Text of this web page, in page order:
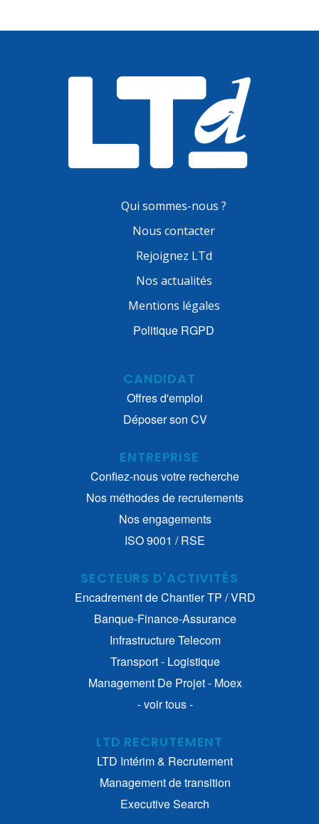
Qui sommes-nous ?
Nous contacter
Rejoignez LTd
Nos actualités
Mentions légales
Politique RGPD
CANDIDAT
Offres d'emploi
Déposer son CV
ENTREPRISE
Confiez-nous votre recherche
Nos méthodes de recrutements
Nos engagements
ISO 9001 / RSE
SECTEURS D'ACTIVITÉS
Encadrement de Chantier TP / VRD
Banque-Finance-Assurance
Infrastructure Telecom
Transport - Logistique
Management De Projet - Moex
- voir tous -
LTD RECRUTEMENT
LTD Intérim & Recrutement
Management de transition
Executive Search